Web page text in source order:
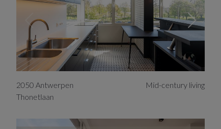
2050 Antwerpen
Thonetlaan
Mid-century living